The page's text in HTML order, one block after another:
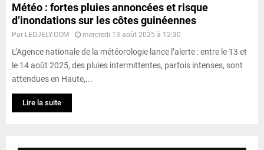
Météo : fortes pluies annoncées et risque
d’inondations sur les côtes guinéennes
Par LEDJELY.COM mercredi 13 août 2025 à 12:30
L’Agence nationale de la météorologie lance l’alerte : entre le 13 et
le 14 août 2025, des pluies intermittentes, parfois intenses, sont
attendues en Haute,...
Lire la suite